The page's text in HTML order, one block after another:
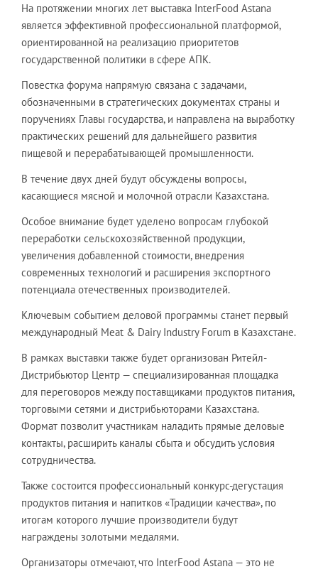
На протяжении многих лет выставка InterFood Astana
является эффективной профессиональной платформой,
ориентированной на реализацию приоритетов
государственной политики в сфере АПК.
Повестка форума напрямую связана с задачами,
обозначенными в стратегических документах страны и
поручениях Главы государства, и направлена на выработку
практических решений для дальнейшего развития
пищевой и перерабатывающей промышленности.
В течение двух дней будут обсуждены вопросы,
касающиеся мясной и молочной отрасли Казахстана.
Особое внимание будет уделено вопросам глубокой
переработки сельскохозяйственной продукции,
увеличения добавленной стоимости, внедрения
современных технологий и расширения экспортного
потенциала отечественных производителей.
Ключевым событием деловой программы станет первый
международный Meat & Dairy Industry Forum в Казахстане.
В рамках выставки также будет организован Ритейл-
Дистрибьютор Центр — специализированная площадка
для переговоров между поставщиками продуктов питания,
торговыми сетями и дистрибьюторами Казахстана.
Формат позволит участникам наладить прямые деловые
контакты, расширить каналы сбыта и обсудить условия
сотрудничества.
Также состоится профессиональный конкурс-дегустация
продуктов питания и напитков «Традиции качества», по
итогам которого лучшие производители будут
награждены золотыми медалями.
Организаторы отмечают, что InterFood Astana — это не